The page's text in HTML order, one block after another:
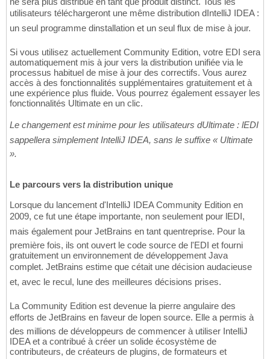
utilisateurs téléchargeront une même distribution dIntelliJ IDEA :
un seul programme dinstallation et un seul flux de mise à jour.
Si vous utilisez actuellement Community Edition, votre EDI sera
automatiquement mis à jour vers la distribution unifiée via le
processus habituel de mise à jour des correctifs. Vous aurez
accès à des fonctionnalités supplémentaires gratuitement et à
une expérience plus fluide. Vous pourrez également essayer les
fonctionnalités Ultimate en un clic.
Le changement est minime pour les utilisateurs dUltimate : lEDI
sappellera simplement IntelliJ IDEA, sans le suffixe « Ultimate
».
Le parcours vers la distribution unique
Lorsque du lancement d'IntelliJ IDEA Community Edition en
2009, ce fut une étape importante, non seulement pour lEDI,
mais également pour JetBrains en tant quentreprise. Pour la
première fois, ils ont ouvert le code source de l'EDI et fourni
gratuitement un environnement de développement Java
complet. JetBrains estime que cétait une décision audacieuse
et, avec le recul, lune des meilleures décisions prises.
La Community Edition est devenue la pierre angulaire des
efforts de JetBrains en faveur de lopen source. Elle a permis à
des millions de développeurs de commencer à utiliser IntelliJ
IDEA et a contribué à créer un solide écosystème de
contributeurs, de créateurs de plugins, de formateurs et